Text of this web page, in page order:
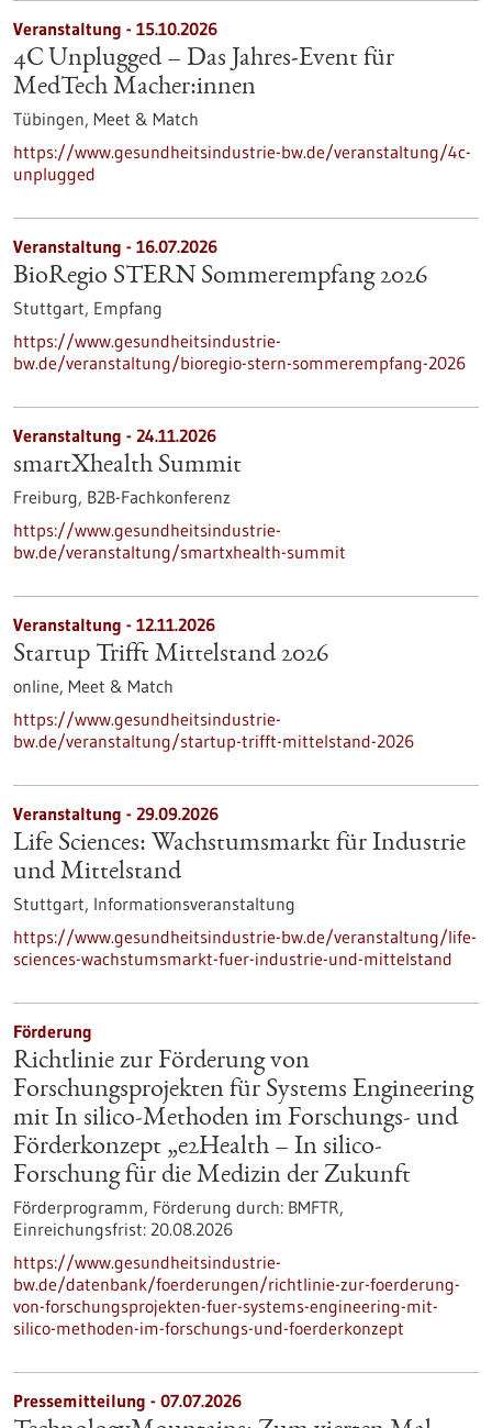
Veranstaltung - 15.10.2026
4C Unplugged – Das Jahres‑Event für
MedTech Macher:innen
Tübingen, Meet & Match
https://www.gesundheitsindustrie-bw.de/veranstaltung/4c-
unplugged
Veranstaltung - 16.07.2026
BioRegio STERN Sommerempfang 2026
Stuttgart, Empfang
https://www.gesundheitsindustrie-
bw.de/veranstaltung/bioregio-stern-sommerempfang-2026
Veranstaltung - 24.11.2026
smartXhealth Summit
Freiburg, B2B-Fachkonferenz
https://www.gesundheitsindustrie-
bw.de/veranstaltung/smartxhealth-summit
Veranstaltung - 12.11.2026
Startup Trifft Mittelstand 2026
online, Meet & Match
https://www.gesundheitsindustrie-
bw.de/veranstaltung/startup-trifft-mittelstand-2026
Veranstaltung - 29.09.2026
Life Sciences: Wachstumsmarkt für Industrie
und Mittelstand
Stuttgart, Informationsveranstaltung
https://www.gesundheitsindustrie-bw.de/veranstaltung/life-
sciences-wachstumsmarkt-fuer-industrie-und-mittelstand
Förderung
Richtlinie zur Förderung von
Forschungsprojekten für Systems Engineering
mit In silico-Methoden im Forschungs- und
Förderkonzept „e2Health – In silico-
Forschung für die Medizin der Zukunft
Förderprogramm, Förderung durch: BMFTR,
Einreichungsfrist: 20.08.2026
https://www.gesundheitsindustrie-
bw.de/datenbank/foerderungen/richtlinie-zur-foerderung-
von-forschungsprojekten-fuer-systems-engineering-mit-
silico-methoden-im-forschungs-und-foerderkonzept
Pressemitteilung - 07.07.2026